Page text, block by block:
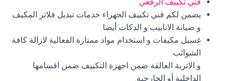
يضمن لكم فني تكييف الجهراء خدمات تبديل فلاتر المكيف
و صيانة الانابيب و الدكات أيضا.
غسيل مكيفات و استخدام مواد ممتازة الفعالية لازالة كافة
الشوائب
و الاتربة العالقة ضمن اجهزة التكييف ضمن اقسامها
الداخلية أو الخارجية.